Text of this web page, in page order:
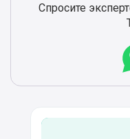
Спросите